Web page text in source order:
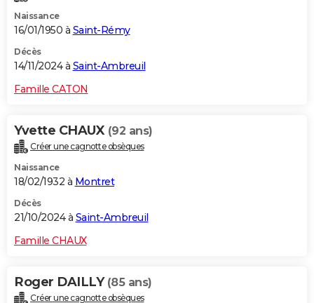
Naissance
16/01/1950 à Saint-Rémy
Décès
14/11/2024 à Saint-Ambreuil
Famille CATON
Yvette CHAUX (92 ans)
Créer une cagnotte obsèques
Naissance
18/02/1932 à Montret
Décès
21/10/2024 à Saint-Ambreuil
Famille CHAUX
Roger DAILLY (85 ans)
Créer une cagnotte obsèques